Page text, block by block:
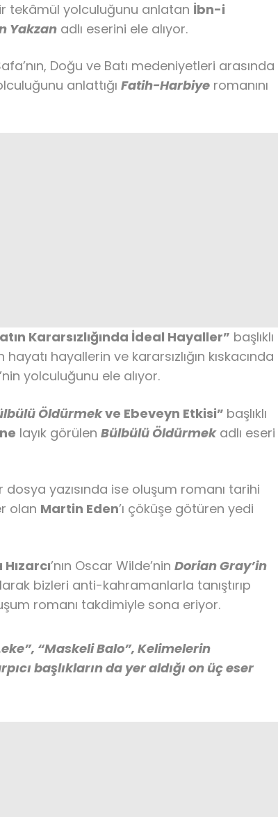
tekâmül yolculuğunu anlatan İbn-i
Yakzan adlı eserini ele alıyor.
Doğu ve Batı medeniyetleri arasında
anlattığı Fatih-Harbiye romanını
Kararsızlığında İdeal Hayaller” başlıklı
hayatı hayallerin ve kararsızlığın kıskacında
yolculuğunu ele alıyor.
Öldürmekve Ebeveyn Etkisi” başlıklı
layık görülen Bülbülü Öldürmek adlı eseri
yazısında ise oluşum romanı tarihi
olan Martin Eden’ı çöküşe götüren yedi
’nın Oscar Wilde’nin Dorian Gray’in
bizleri anti-kahramanlarla tanıştırıp
romanı takdimiyle sona eriyor.
“Maskeli Balo”, Kelimelerin
başlıkların da yer aldığı on üç eser